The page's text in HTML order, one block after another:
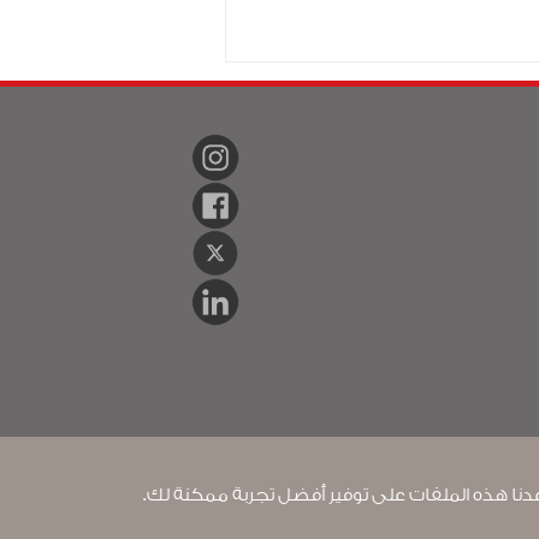
هذه الملفات على توفير أفضل تجربة ممكنة لك.